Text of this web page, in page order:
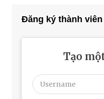
Đăng ký thành viên
Tạo